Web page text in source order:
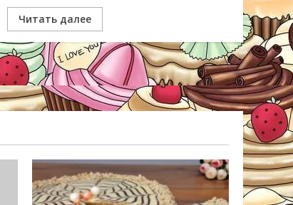
Читать далее